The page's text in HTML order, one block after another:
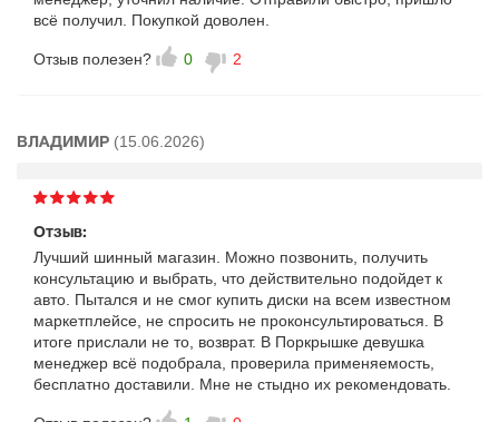
всё получил. Покупкой доволен.
Отзыв полезен? 0 2
ВЛАДИМИР (15.06.2026)
Отзыв:
Лучший шинный магазин. Можно позвонить, получить
консультацию и выбрать, что действительно подойдет к
авто. Пытался и не смог купить диски на всем известном
маркетплейсе, не спросить не проконсультироваться. В
итоге прислали не то, возврат. В Поркрышке девушка
менеджер всё подобрала, проверила применяемость,
бесплатно доставили. Мне не стыдно их рекомендовать.